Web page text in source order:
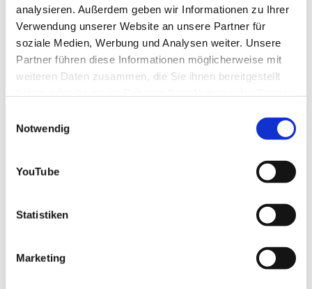
analysieren. Außerdem geben wir Informationen zu Ihrer
Verwendung unserer Website an unsere Partner für
soziale Medien, Werbung und Analysen weiter. Unsere
Partner führen diese Informationen möglicherweise mit
weiteren Daten zusammen, die Sie ihnen bereitgestellt
Notwendig
YouTube
Statistiken
Marketing
Lernen - Können -
Leben
"Wenn Sie Ihr Leben bewusster gestalten